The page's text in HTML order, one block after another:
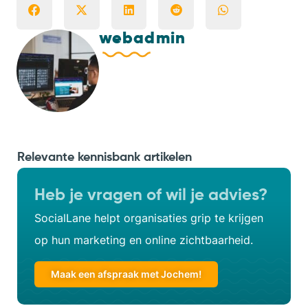
webadmin
Relevante kennisbank artikelen
Heb je vragen of wil je advies?
SocialLane helpt organisaties grip te krijgen
op hun marketing en online zichtbaarheid.
Maak een afspraak met Jochem!